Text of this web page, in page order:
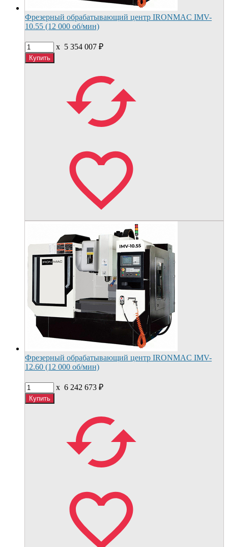
Фрезерный обрабатывающий центр IRONMAC IMV-
10.55 (12 000 об/мин)
x 5 354 007 ₽
Фрезерный обрабатывающий центр IRONMAC IMV-
12.60 (12 000 об/мин)
x 6 242 673 ₽